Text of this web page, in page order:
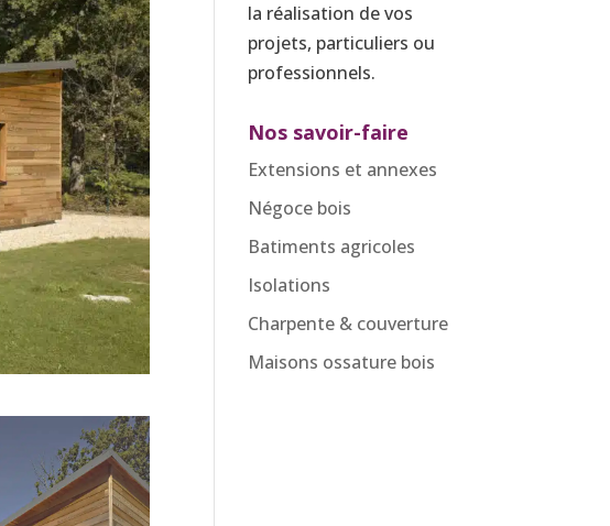
la réalisation de vos
projets, particuliers ou
professionnels.
Nos savoir-faire
Extensions et annexes
Négoce bois
Batiments agricoles
Isolations
Charpente & couverture
Maisons ossature bois